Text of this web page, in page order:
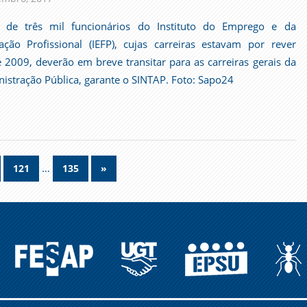
de três mil funcionários do Instituto do Emprego e da
Profissional (IEFP), cujas carreiras estavam por rever
2009, deverão em breve transitar para as carreiras gerais da
Pública, garante o SINTAP. Foto: Sapo24
121 … 135
Next
Posts
»
FESAP UGT EPSU
A